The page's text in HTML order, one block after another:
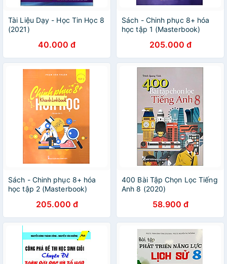
Tài Liệu Dạy - Học Tin Học 8
(2021)
40.000 đ
Sách - Chinh phục 8+ hóa
học tập 1 (Masterbook)
205.000 đ
Sách - Chinh phục 8+ hóa
học tập 2 (Masterbook)
205.000 đ
400 Bài Tập Chọn Lọc Tiếng
Anh 8 (2020)
58.900 đ